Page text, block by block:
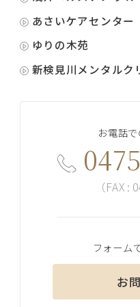
あさいケアセンター
ゆりの木苑
新検見川メンタルク
お電話
（FAX :
フォーム
お